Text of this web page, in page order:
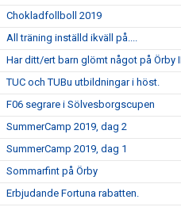
Chokladfollboll 2019
All träning inställd ikväll på....
Har ditt/ert barn glömt något på Örby
TUC och TUBu utbildningar i höst.
F06 segrare i Sölvesborgscupen
SummerCamp 2019, dag 2
SummerCamp 2019, dag 1
Sommarfint på Örby
Erbjudande Fortuna rabatten.